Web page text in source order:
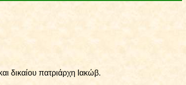
δικαίου πατριάρχη Ιακώβ.